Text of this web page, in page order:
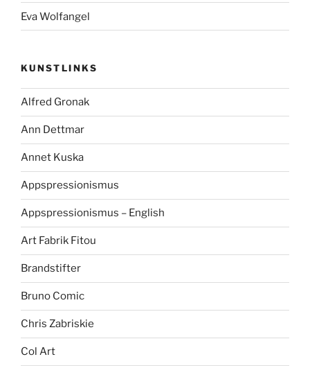
Eva Wolfangel
KUNSTLINKS
Alfred Gronak
Ann Dettmar
Annet Kuska
Appspressionismus
Appspressionismus – English
Art Fabrik Fitou
Brandstifter
Bruno Comic
Chris Zabriskie
Col Art